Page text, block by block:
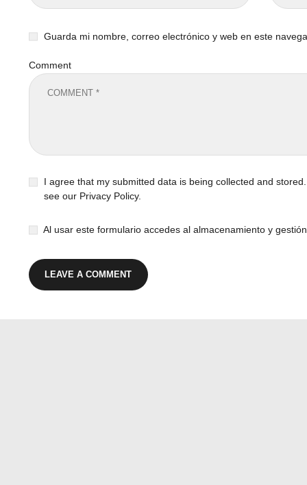
Guarda mi nombre, correo electrónico y web en este
Comment
I agree that my submitted data is being collected and
see our Privacy Policy.
Al usar este formulario accedes al almacenamiento y